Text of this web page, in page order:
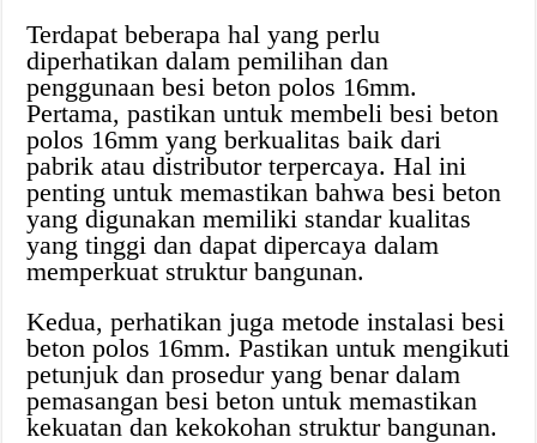
Terdapat beberapa hal yang perlu
diperhatikan dalam pemilihan dan
penggunaan besi beton polos 16mm.
Pertama, pastikan untuk membeli besi beton
polos 16mm yang berkualitas baik dari
pabrik atau distributor terpercaya. Hal ini
penting untuk memastikan bahwa besi beton
yang digunakan memiliki standar kualitas
yang tinggi dan dapat dipercaya dalam
memperkuat struktur bangunan.
Kedua, perhatikan juga metode instalasi besi
beton polos 16mm. Pastikan untuk mengikuti
petunjuk dan prosedur yang benar dalam
pemasangan besi beton untuk memastikan
kekuatan dan kekokohan struktur bangunan.